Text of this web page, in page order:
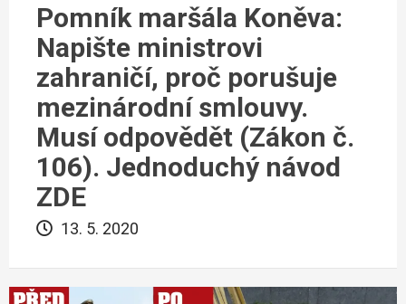
Pomník maršála Koněva:
Napište ministrovi
zahraničí, proč porušuje
mezinárodní smlouvy.
Musí odpovědět (Zákon č.
106). Jednoduchý návod
ZDE
13. 5. 2020